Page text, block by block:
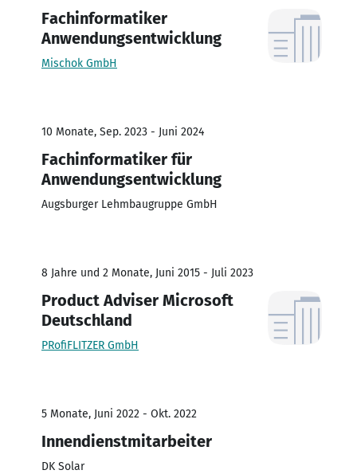
Fachinformatiker
Anwendungsentwicklung
Mischok GmbH
10 Monate, Sep. 2023 - Juni 2024
Fachinformatiker für
Anwendungsentwicklung
Augsburger Lehmbaugruppe GmbH
8 Jahre und 2 Monate, Juni 2015 - Juli 2023
Product Adviser Microsoft
Deutschland
PRofiFLITZER GmbH
5 Monate, Juni 2022 - Okt. 2022
Innendienstmitarbeiter
DK Solar